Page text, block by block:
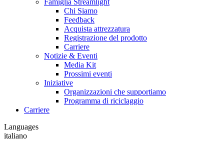
Famiglia Streamlight
Chi Siamo
Feedback
Acquista attrezzatura
Registrazione del prodotto
Carriere
Notizie & Eventi
Media Kit
Prossimi eventi
Iniziative
Organizzazioni che supportiamo
Programma di riciclaggio
Carriere
Languages
italiano